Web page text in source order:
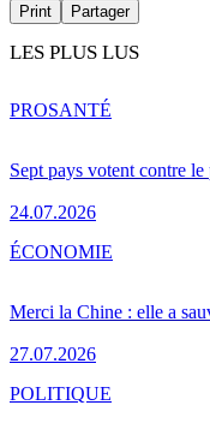
Print Partager
LES PLUS LUS
Sept pays votent contre
24.07.2026
PROSANTÉ
Merci la Chine : elle a
27.07.2026
ÉCONOMIE
POLITIQUE